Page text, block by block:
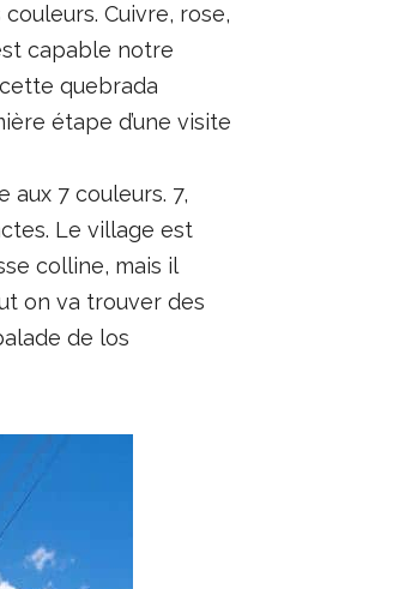
Cuivre, rose,
capable notre
quebrada
étape d’une visite
aux 7 couleurs. 7,
Le village est
colline, mais il
on va trouver des
de los